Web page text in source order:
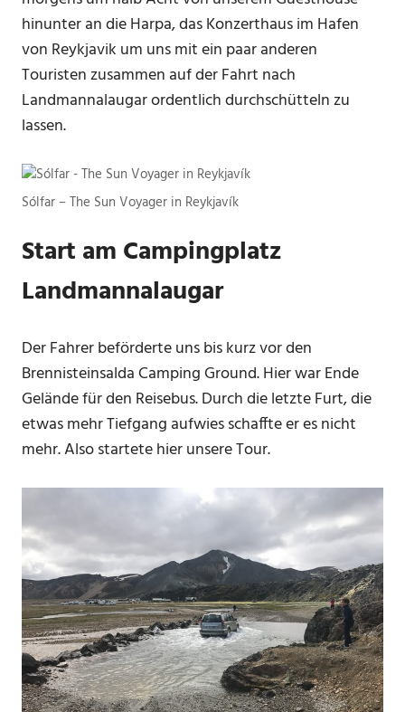
hinunter an die Harpa, das Konzerthaus im Hafen
von Reykjavik um uns mit ein paar anderen
Touristen zusammen auf der Fahrt nach
Landmannalaugar ordentlich durchschütteln zu
lassen.
Sólfar – The Sun Voyager in Reykjavík
Start am Campingplatz
Landmannalaugar
Der Fahrer beförderte uns bis kurz vor den
Brennisteinsalda Camping Ground. Hier war Ende
Gelände für den Reisebus. Durch die letzte Furt, die
etwas mehr Tiefgang aufwies schaffte er es nicht
mehr. Also startete hier unsere Tour.